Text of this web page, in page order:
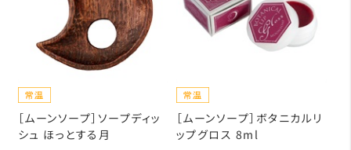
［ムーンソープ］ソープディッ
シュ ほっとする月
［ムーンソープ］ボタニカルリ
ップグロス 8ml